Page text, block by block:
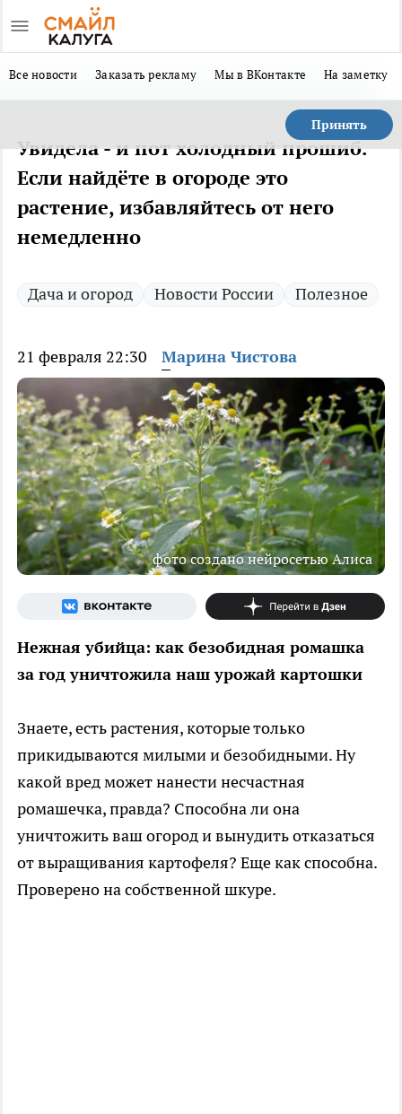
Все новости Заказать рекламу Мы в ВКонтакте На заметку
Принять
Увидела - и пот холодный прошиб.
Если найдёте в огороде это
растение, избавляйтесь от него
немедленно
Дача и огород Новости России Полезное
21 февраля 22:30 Марина Чистова
фото создано нейросетью Алиса
Нежная убийца: как безобидная ромашка
за год уничтожила наш урожай картошки
Знаете, есть растения, которые только
прикидываются милыми и безобидными. Ну
какой вред может нанести несчастная
ромашечка, правда? Способна ли она
уничтожить ваш огород и вынудить отказаться
от выращивания картофеля? Еще как способна.
Проверено на собственной шкуре.